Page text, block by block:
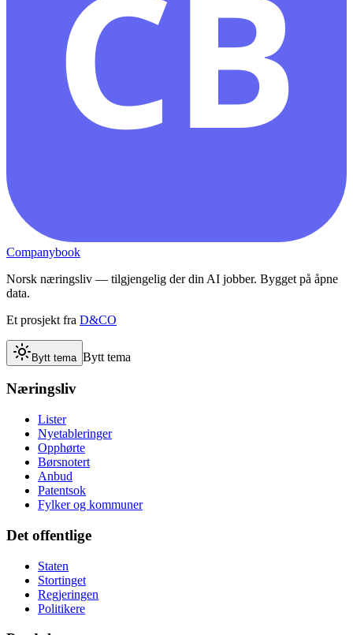
CB
Companybook
Norsk næringsliv — tilgjengelig der din AI jobber. Bygget på åpne
data.
Et prosjekt fra D&CO
Bytt tema Bytt tema
Næringsliv
Lister
Nyetableringer
Opphørte
Børsnotert
Anbud
Patentsok
Fylker og kommuner
Det offentlige
Staten
Stortinget
Regjeringen
Politikere